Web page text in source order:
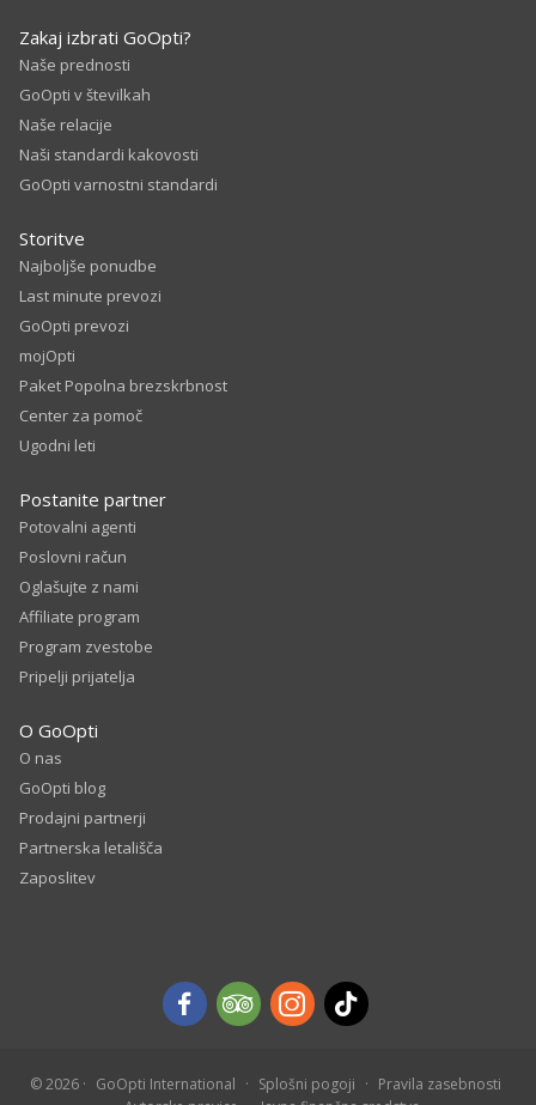
Zakaj izbrati GoOpti?
Naše prednosti
GoOpti v številkah
Naše relacije
Naši standardi kakovosti
GoOpti varnostni standardi
Storitve
Najboljše ponudbe
Last minute prevozi
GoOpti prevozi
mojOpti
Paket Popolna brezskrbnost
Center za pomoč
Ugodni leti
Postanite partner
Potovalni agenti
Poslovni račun
Oglašujte z nami
Affiliate program
Program zvestobe
Pripelji prijatelja
O GoOpti
O nas
GoOpti blog
Prodajni partnerji
Partnerska letališča
Zaposlitev
© 2026 GoOpti International Splošni pogoji
Pravila zasebnosti